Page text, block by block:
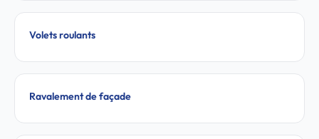
Volets roulants
Ravalement de façade